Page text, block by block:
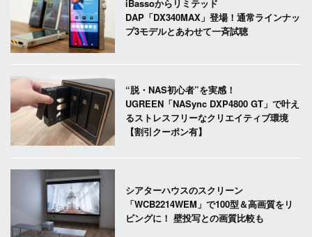
iBassoからリミテッド
DAP「DX340MAX」登場！通常ラインナッ
プ3モデルとあわせて一斉試聴
“脱・NAS初心者”を実感！
UGREEN「NASync DXP4800 GT」で叶え
るストレスフリーなクリエイティブ環境
【割引クーポン有】
シアターハウスのスクリーン
「WCB2214WEM」で100型＆高画質をリ
ビングに！ 壁投写との画質比較も